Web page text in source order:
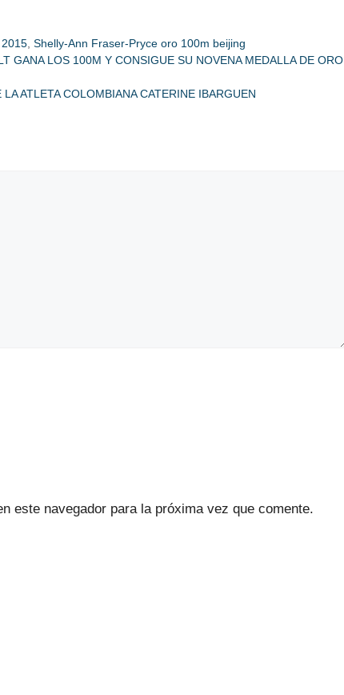
,Shelly-Ann Fraser-Pryce oro 100m beijing
GANA LOS 100M Y CONSIGUE SU NOVENA MEDALLA DE ORO
ATLETA COLOMBIANA CATERINE IBARGUEN
este navegador para la próxima vez que comente.